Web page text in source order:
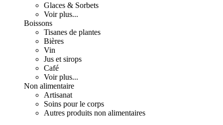
Glaces & Sorbets
Voir plus...
Boissons
Tisanes de plantes
Bières
Vin
Jus et sirops
Café
Voir plus...
Non alimentaire
Artisanat
Soins pour le corps
Autres produits non alimentaires